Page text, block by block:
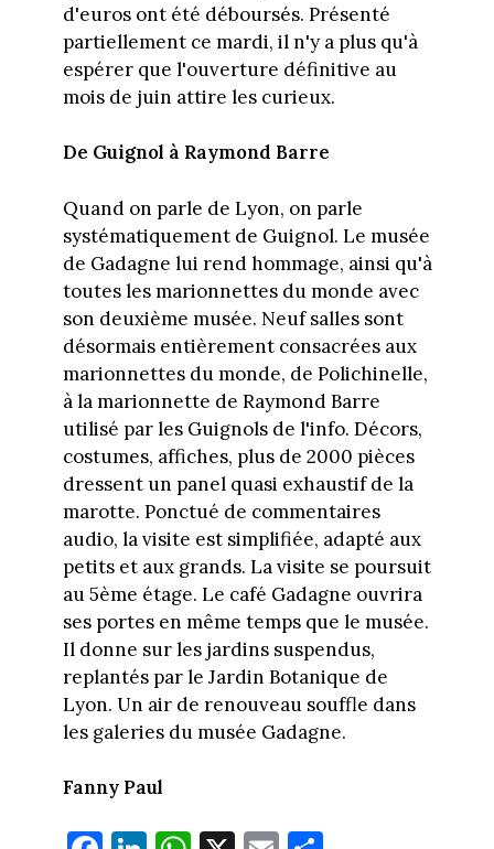
d'euros ont été déboursés. Présenté
partiellement ce mardi, il n'y a plus qu'à
espérer que l'ouverture définitive au
mois de juin attire les curieux.
De Guignol à Raymond Barre
Quand on parle de Lyon, on parle
systématiquement de Guignol. Le musée
de Gadagne lui rend hommage, ainsi qu'à
toutes les marionnettes du monde avec
son deuxième musée. Neuf salles sont
désormais entièrement consacrées aux
marionnettes du monde, de Polichinelle,
à la marionnette de Raymond Barre
utilisé par les Guignols de l'info. Décors,
costumes, affiches, plus de 2000 pièces
dressent un panel quasi exhaustif de la
marotte. Ponctué de commentaires
audio, la visite est simplifiée, adapté aux
petits et aux grands. La visite se poursuit
au 5ème étage. Le café Gadagne ouvrira
ses portes en même temps que le musée.
Il donne sur les jardins suspendus,
replantés par le Jardin Botanique de
Lyon. Un air de renouveau souffle dans
les galeries du musée Gadagne.
Fanny Paul